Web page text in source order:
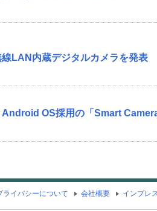
線LAN内蔵デジタルカメラを発表
Android OS採用の「Smart
ライバシーについて 会社概要 インプレ